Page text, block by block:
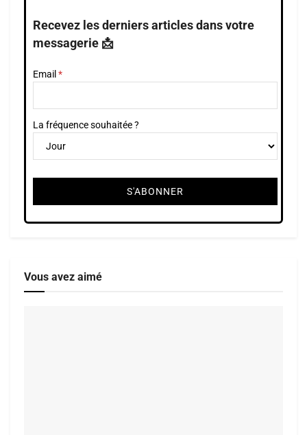
Recevez les derniers articles dans votre
messagerie 📩
Email
La fréquence souhaitée ?
Vous avez aimé